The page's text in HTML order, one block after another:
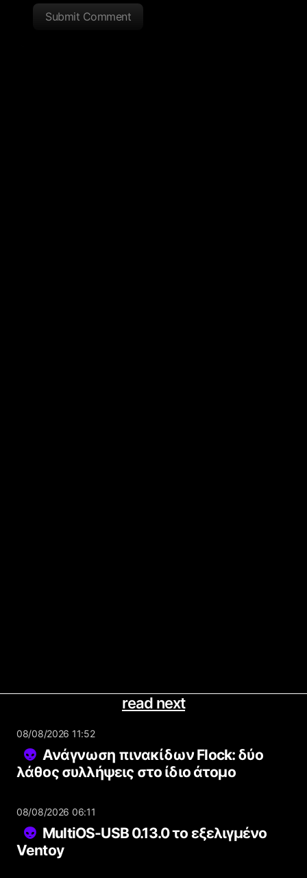
Submit Comment
read next
08/08/2026 11:52
Ανάγνωση πινακίδων Flock: δύο
λάθος συλλήψεις στο ίδιο άτομο
08/08/2026 06:11
MultiOS-USB 0.13.0 το εξελιγμένο
Ventoy